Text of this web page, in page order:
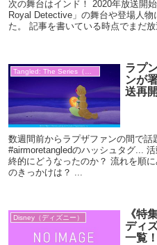
次の舞台はインド！ 2020年放送開
Royal Detective」の舞台や登場人
た。 記事を書いている時点でまだ
ラプ
ンが
送再
数週間前からラプザファンの間で話
#airmoretangledのハッシュタグ...
終的にどうなったのか？ 流れを順
のきっかけは？ ...
Disney（ディズニー）
《特
ディ
一覧